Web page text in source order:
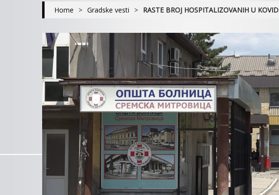
Home > Gradske vesti > RASTE BROJ HOSPITALIZOVANIH U